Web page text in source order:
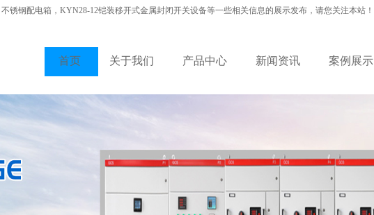
锈钢配电箱，KYN28-12铠装移开式金属封闭开关设备等一些相关信息的展示发布，请您关注本站！
首页 关于我们 产品中心 新闻资讯 案例展示